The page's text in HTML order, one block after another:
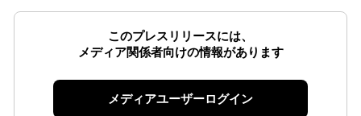
このプレスリリースには、
メディア関係者向けの情報があります
メディアユーザーログイン